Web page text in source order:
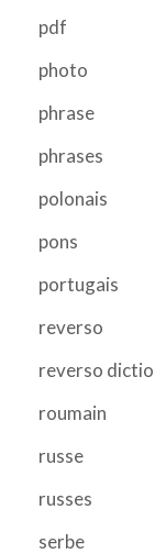
pdf
photo
phrase
phrases
polonais
pons
portugais
reverso
reverso
roumain
russe
russes
serbe